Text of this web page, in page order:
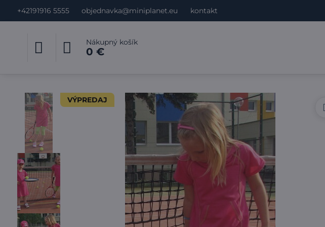
+42191916 5555 objednavka@miniplanet.eu kontakt
Nákupný košík
0 €
VÝPREDAJ